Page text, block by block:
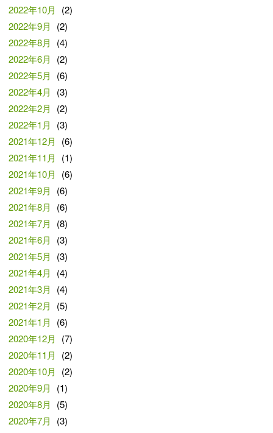
2022年10月
(2)
2022年9月
(2)
2022年8月
(4)
2022年6月
(2)
2022年5月
(6)
2022年4月
(3)
2022年2月
(2)
2022年1月
(3)
2021年12月
(6)
2021年11月
(1)
2021年10月
(6)
2021年9月
(6)
2021年8月
(6)
2021年7月
(8)
2021年6月
(3)
2021年5月
(3)
2021年4月
(4)
2021年3月
(4)
2021年2月
(5)
2021年1月
(6)
2020年12月
(7)
2020年11月
(2)
2020年10月
(2)
2020年9月
(1)
2020年8月
(5)
2020年7月
(3)